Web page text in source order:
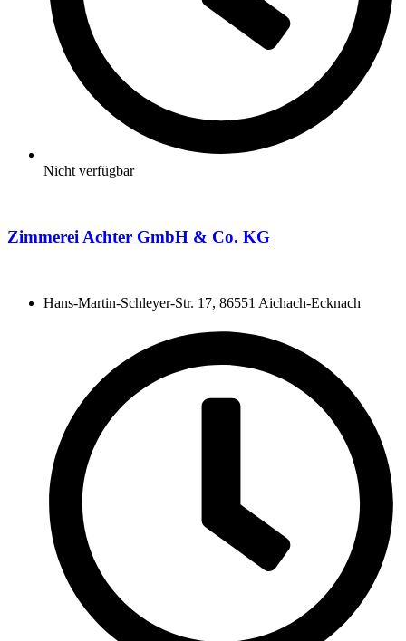
Nicht verfügbar
Zimmerei Achter GmbH & Co. KG
Hans-Martin-Schleyer-Str. 17, 86551 Aichach-Ecknach